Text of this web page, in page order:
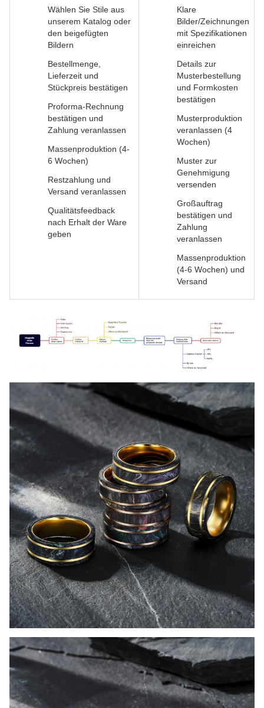
Wählen Sie Stile aus
unserem Katalog oder
den beigefügten
Bildern
Bestellmenge,
Lieferzeit und
Stückpreis bestätigen
Proforma-Rechnung
bestätigen und
Zahlung veranlassen
Massenproduktion (4-
6 Wochen)
Restzahlung und
Versand veranlassen
Qualitätsfeedback
nach Erhalt der Ware
geben
Klare
Bilder/Zeichnungen
mit Spezifikationen
einreichen
Details zur
Musterbestellung
und Formkosten
bestätigen
Musterproduktion
veranlassen (4
Wochen)
Muster zur
Genehmigung
versenden
Großauftrag
bestätigen und
Zahlung
veranlassen
Massenproduktion
(4-6 Wochen) und
Versand